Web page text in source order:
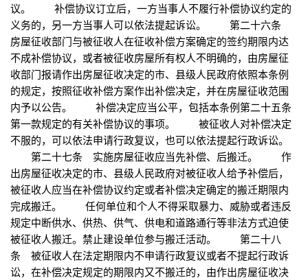
议。 补偿协议订立后，一方当事人不履行补偿协议约定的
义务的，另一方当事人可以依法提起诉讼。 第二十六条
房屋征收部门与被征收人在征收补偿方案确定的签约期限内达
不成补偿协议，或者被征收房屋所有权人不明确的，由房屋征
收部门报请作出房屋征收决定的市、县级人民政府依照本条例
的规定，按照征收补偿方案作出补偿决定，并在房屋征收范围
内予以公告。 补偿决定应当公平，包括本条例第二十五条
第一款规定的有关补偿协议的事项。 被征收人对补偿决定
不服的，可以依法申请行政复议，也可以依法提起行政诉讼。
第二十七条 实施房屋征收应当先补偿、后搬迁。 作
出房屋征收决定的市、县级人民政府对被征收人给予补偿后，
被征收人应当在补偿协议约定或者补偿决定确定的搬迁期限内
完成搬迁。 任何单位和个人不得采取暴力、威胁或者违反
规定中断供水、供热、供气、供电和道路通行等非法方式迫使
被征收人搬迁。禁止建设单位参与搬迁活动。 第二十八
条 被征收人在法定期限内不申请行政复议或者不提起行政诉
讼，在补偿决定规定的期限内又不搬迁的，由作出房屋征收决